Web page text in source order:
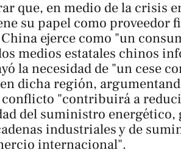
que, en medio de la crisis
su papel como proveedor
ejerce como "un
medios estatales chinos
la necesidad de "un cese
dicha región,
"contribuirá a
del suministro
industriales y de
internacional".